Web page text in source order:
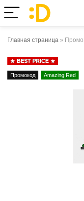
Главная страница »
BEST PRICE
Промокод Amazing Red